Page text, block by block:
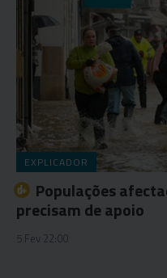
EXPLICADOR
Populações
precisam de apoio
5 Fev 22:00